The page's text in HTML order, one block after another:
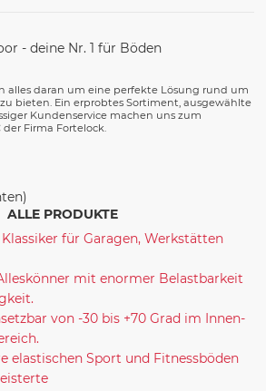
alles daran um eine perfekte Lösung rund um
bieten. Ein erprobtes Sortiment, ausgewählte
Kundenservice machen uns zum
Firma Fortelock.
ALLE PRODUKTE
für Garagen, Werkstätten
mit enormer Belastbarkeit
von -30 bis +70 Grad im Innen-
elastischen Sport und Fitnessböden